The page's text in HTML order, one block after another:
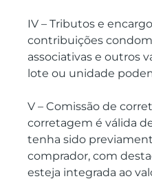
IV – Tributos e
contribuições
associativas e outros
lote ou unidade
V – Comissão de
corretagem é válida
tenha sido
comprador, com
esteja integrada ao